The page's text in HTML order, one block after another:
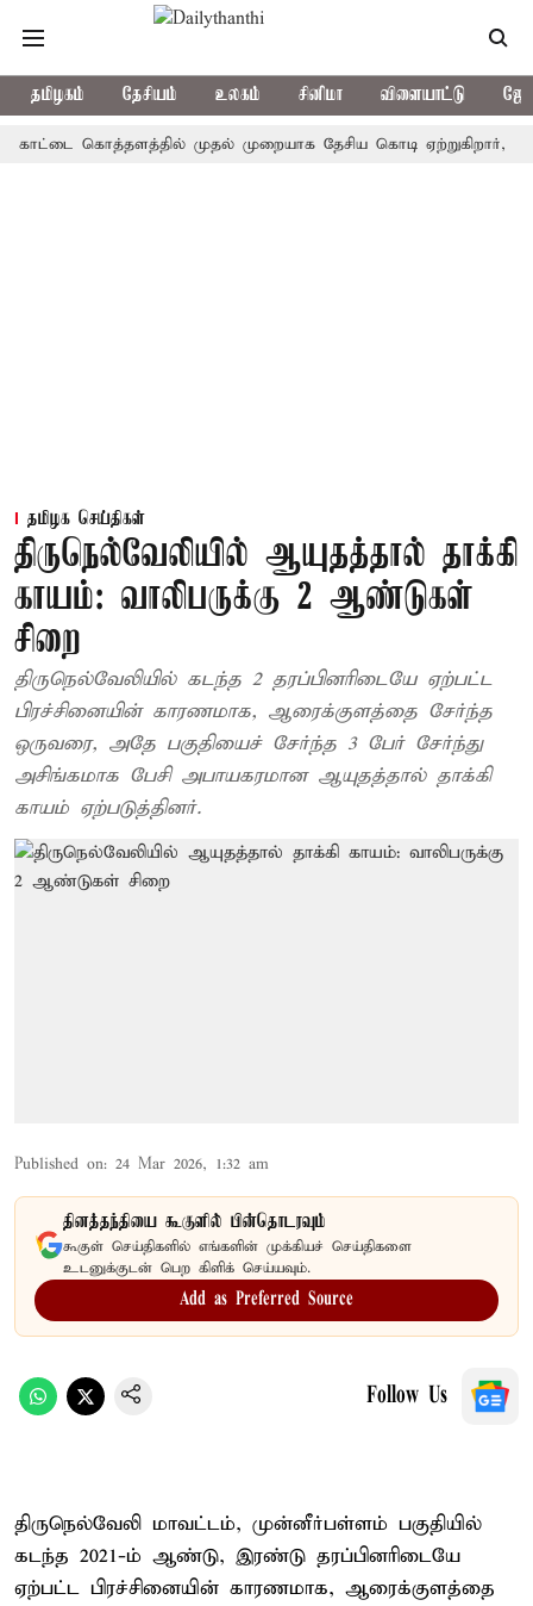
தமிழகம் தேசியம் உலகம் சினிமா விளையாட்டு
கொத்தளத்தில் முதல் முறையாக தேசிய கொடி ஏற்றுகிறார், முதல்-
தமிழக செய்திகள்
திருநெல்வேலியில் ஆயுதத்தால் தாக்கி
காயம்: வாலிபருக்கு 2 ஆண்டுகள்
சிறை
திருநெல்வேலியில் கடந்த 2 தரப்பினரிடையே ஏற்பட்ட
பிரச்சினையின் காரணமாக, ஆரைக்குளத்தை சேர்ந்த
ஒருவரை, அதே பகுதியைச் சேர்ந்த 3 பேர் சேர்ந்து
அசிங்கமாக பேசி அபாயகரமான ஆயுதத்தால் தாக்கி
காயம் ஏற்படுத்தினர்.
Published on: 24 Mar 2026, 1:32 am
தினத்தந்தியை கூகுளில் பின்தொடரவும்
கூகுள் செய்திகளில் எங்களின் முக்கியச் செய்திகளை
உடனுக்குடன் பெற கிளிக் செய்யவும்.
Add as Preferred Source
Follow Us
திருநெல்வேலி மாவட்டம், முன்னீர்பள்ளம் பகுதியில்
கடந்த 2021-ம் ஆண்டு, இரண்டு தரப்பினரிடையே
ஏற்பட்ட பிரச்சினையின் காரணமாக, ஆரைக்குளத்தை